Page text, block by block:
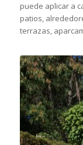
puede aplicar a
patios,
terrazas,